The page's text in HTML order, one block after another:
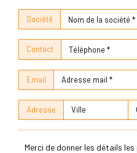
Société
Contact
Email
Adresse
Merci de donner les détails